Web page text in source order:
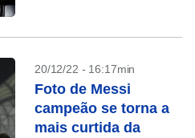
20/12/22 - 16:17min
Foto de Messi
campeão se torna a
mais curtida da